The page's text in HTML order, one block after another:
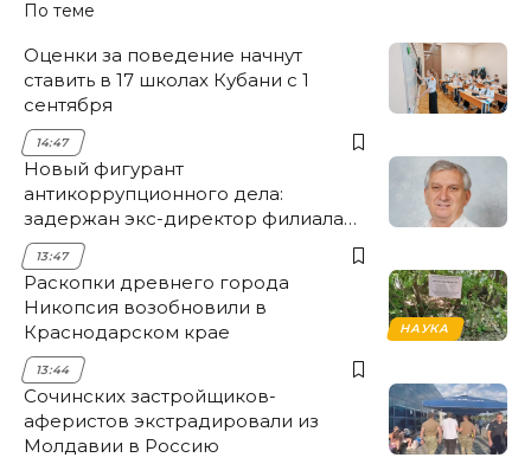
По теме
Оценки за поведение начнут
ставить в 17 школах Кубани с 1
сентября
14:47
Новый фигурант
антикоррупционного дела:
задержан экс-директор филиала
НЭСК Крымска
13:47
НАУКА
Раскопки древнего города
Никопсия возобновили в
Краснодарском крае
13:44
Сочинских застройщиков-
аферистов экстрадировали из
Молдавии в Россию